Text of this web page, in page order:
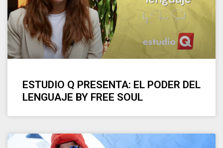
ESTUDIO Q PRESENTA: EL PODER DEL
LENGUAJE BY FREE SOUL